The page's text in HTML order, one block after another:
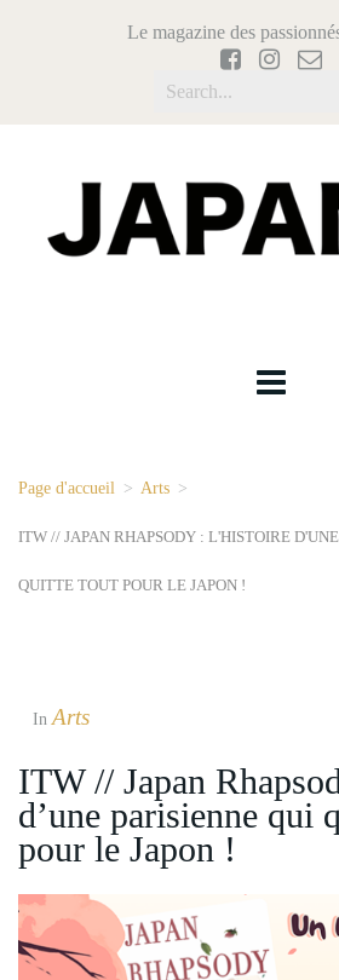
Le magazine des
Page d'accueil > Arts >
ITW // JAPAN RHAPSODY : L'HISTOIRE
QUITTE TOUT POUR LE JAPON !
InArts
ITW // Japan
d’une parisienne qui
pour le Japon !